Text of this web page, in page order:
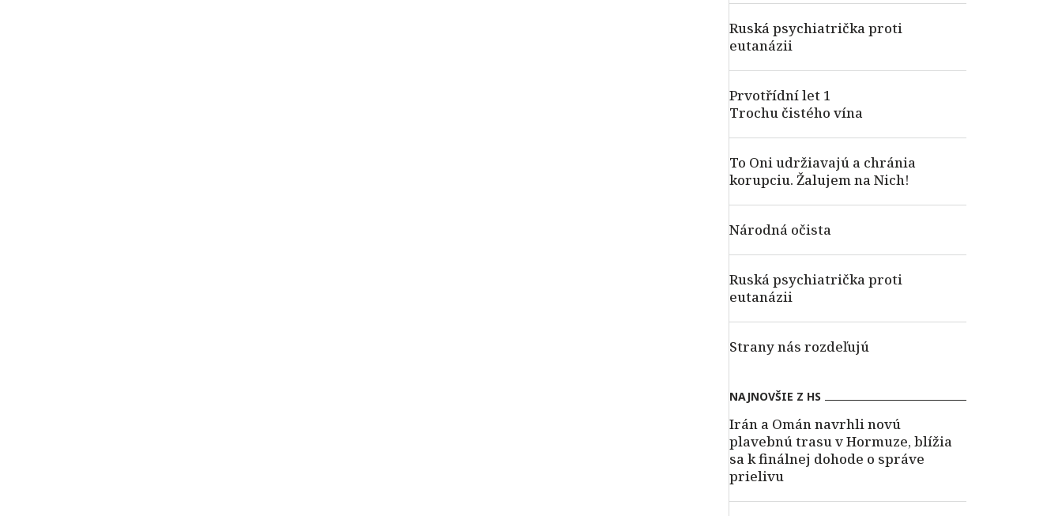
Ruská psychiatrička proti
eutanázii
Prvotřídní let 1
Trochu čistého vína
To Oni udržiavajú a chránia
korupciu. Žalujem na Nich!
Národná očista
Ruská psychiatrička proti
eutanázii
Strany nás rozdeľujú
NAJNOVŠIE Z HS
Irán a Omán navrhli novú
plavebnú trasu v Hormuze, blížia
sa k finálnej dohode o správe
prielivu